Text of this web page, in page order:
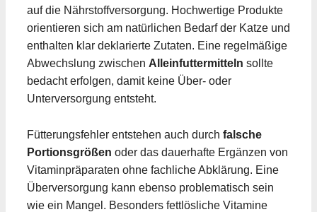
auf die Nährstoffversorgung. Hochwertige Produkte
orientieren sich am natürlichen Bedarf der Katze und
enthalten klar deklarierte Zutaten. Eine regelmäßige
Abwechslung zwischen Alleinfuttermitteln sollte
bedacht erfolgen, damit keine Über- oder
Unterversorgung entsteht.
Fütterungsfehler entstehen auch durch falsche
Portionsgrößen oder das dauerhafte Ergänzen von
Vitaminpräparaten ohne fachliche Abklärung. Eine
Überversorgung kann ebenso problematisch sein
wie ein Mangel. Besonders fettlösliche Vitamine